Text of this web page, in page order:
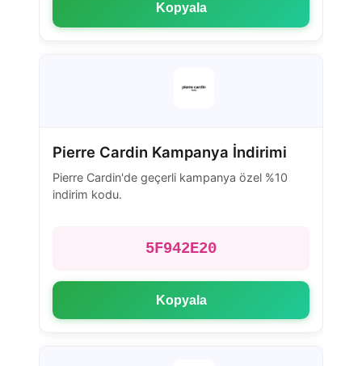
Kopyala
Pierre Cardin Kampanya İndirimi
Pierre Cardin'de geçerli kampanya özel %10
indirim kodu.
5F942E20
Kopyala